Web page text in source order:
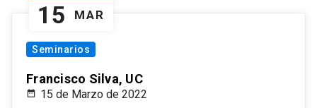
15 MAR
Seminarios
Francisco Silva, UC
15 de Marzo de 2022